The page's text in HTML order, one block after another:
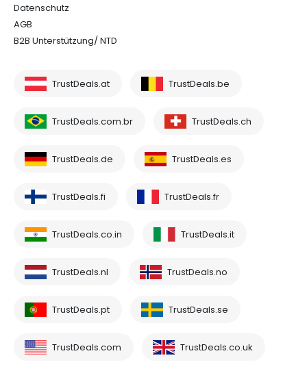
Datenschutz
AGB
B2B Unterstützung/ NTD
TrustDeals.at TrustDeals.be
TrustDeals.com.br TrustDeals.ch
TrustDeals.de TrustDeals.es
TrustDeals.fi TrustDeals.fr
TrustDeals.co.in TrustDeals.it
TrustDeals.nl TrustDeals.no
TrustDeals.pt TrustDeals.se
TrustDeals.com TrustDeals.co.uk